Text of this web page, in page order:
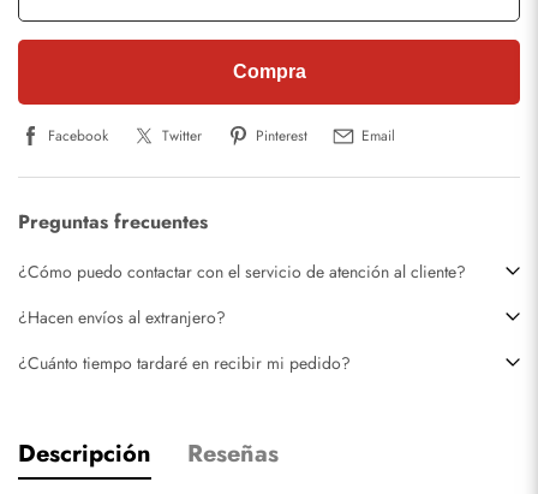
Compra
Facebook Twitter Pinterest Email
Preguntas frecuentes
¿Cómo puedo contactar con el servicio de atención al cliente?
¿Hacen envíos al extranjero?
¿Cuánto tiempo tardaré en recibir mi pedido?
Descripción Reseñas